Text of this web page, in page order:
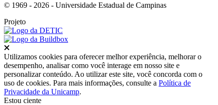
© 1969 - 2026 - Universidade Estadual de Campinas
Projeto
Utilizamos cookies para oferecer melhor experiência, melhorar o
desempenho, analisar como você interage em nosso site e
personalizar conteúdo. Ao utilizar este site, você concorda com o
uso de cookies. Para mais informações, consulte a Política de
Privacidade da Unicamp.
Estou ciente